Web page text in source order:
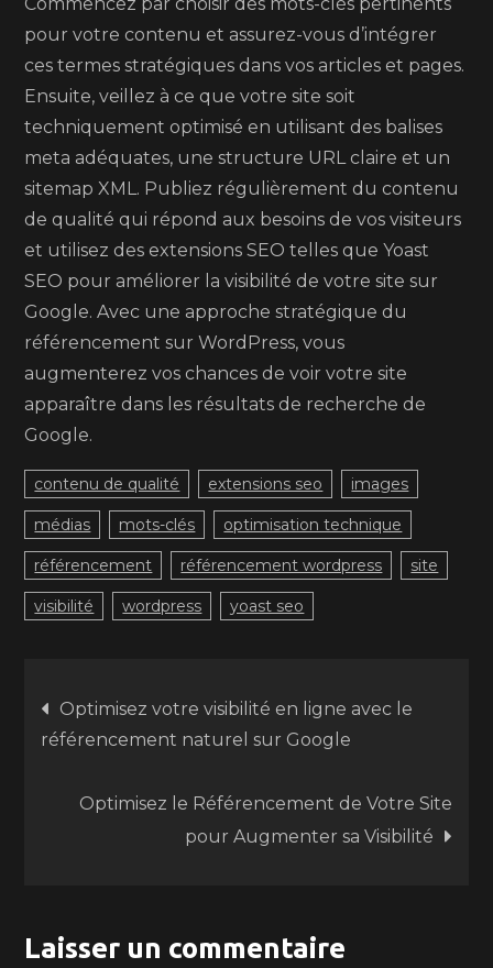
pour votre contenu et assurez-vous d’intégrer
ces termes stratégiques dans vos articles et pages.
Ensuite, veillez à ce que votre site soit
techniquement optimisé en utilisant des balises
meta adéquates, une structure URL claire et un
sitemap XML. Publiez régulièrement du contenu
de qualité qui répond aux besoins de vos visiteurs
et utilisez des extensions SEO telles que Yoast
SEO pour améliorer la visibilité de votre site sur
Google. Avec une approche stratégique du
référencement sur WordPress, vous
augmenterez vos chances de voir votre site
apparaître dans les résultats de recherche de
Google.
contenu de qualité extensions seo images
médias mots-clés optimisation technique
référencement référencement wordpress site
visibilité wordpress yoast seo
Navigation
de
l’article
Optimisez votre visibilité en ligne avec le
référencement naturel sur Google
Optimisez le Référencement de Votre Site
pour Augmenter sa Visibilité
Laisser un commentaire